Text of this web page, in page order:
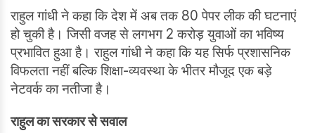
राहुल गांधी ने कहा कि देश में अब तक 80 पेपर लीक की घटनाएं
हो चुकी है। जिसी वजह से लगभग 2 करोड़ युवाओं का भविष्य
प्रभावित हुआ है। राहुल गांधी ने कहा कि यह सिर्फ प्रशासनिक
विफलता नहीं बल्कि शिक्षा-व्यवस्था के भीतर मौजूद एक बड़े
नेटवर्क का नतीजा है।
राहुल का सरकार से सवाल